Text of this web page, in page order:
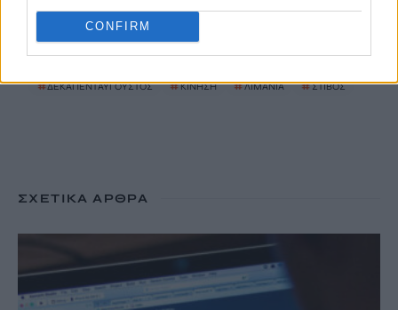
CONFIRM
TRENDING
#ΔΕΚΑΠΕΝΤΑΥΓΟΥΣΤΟΣ #ΚΙΝΗΣΗ #ΛΙΜΑΝΙΑ #ΣΤΙΒΟΣ
ΣΧΕΤΙΚΆ ΆΡΘΡΑ